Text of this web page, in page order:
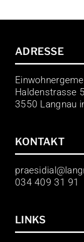
ADRESSE
Haldenstrasse 5
3550 Langnau
KONTAKT
034 409 31 91
LINKS